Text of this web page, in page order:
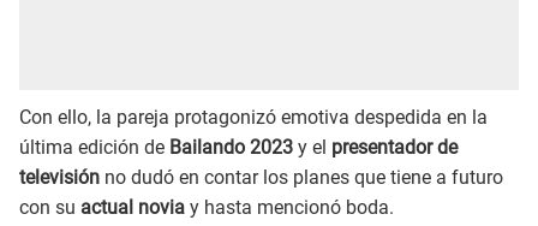
Con ello, la pareja protagonizó emotiva despedida en la
última edición de Bailando 2023 y el presentador de
televisión no dudó en contar los planes que tiene a futuro
con su actual novia y hasta mencionó boda.